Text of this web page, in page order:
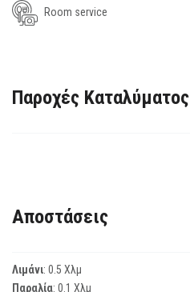
Room service
Παροχές Καταλύματος
Αποστάσεις
Λιμάνι: 0.5 Χλμ
Παραλία: 0.1 Χλμ